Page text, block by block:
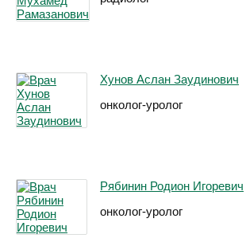
Хунов Аслан Заудинович
онколог-уролог
Рябинин Родион Игоревич
онколог-уролог